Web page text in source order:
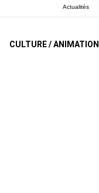
Actualités
CULTURE / ANIMATION